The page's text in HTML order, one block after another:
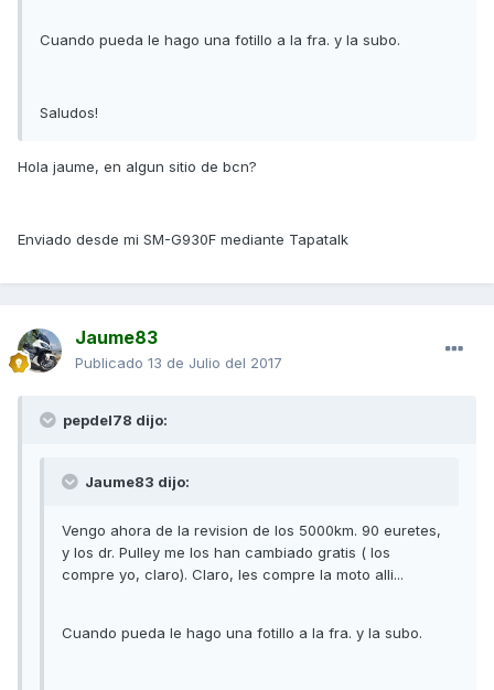
Cuando pueda le hago una fotillo a la fra. y la subo.
Saludos!
Hola jaume, en algun sitio de bcn?
Enviado desde mi SM-G930F mediante Tapatalk
Jaume83
Publicado 13 de Julio del 2017
pepdel78 dijo:
Jaume83 dijo:
Vengo ahora de la revision de los 5000km. 90 euretes,
y los dr. Pulley me los han cambiado gratis ( los
compre yo, claro). Claro, les compre la moto alli...
Cuando pueda le hago una fotillo a la fra. y la subo.